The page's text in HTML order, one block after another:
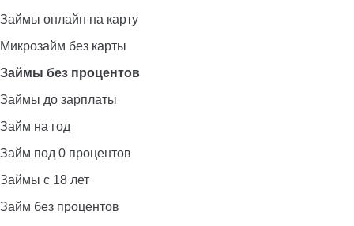
Займы онлайн на карту
Микрозайм без карты
Займы без процентов
Займы до зарплаты
Займ на год
Займ под 0 процентов
Займы с 18 лет
Займ без процентов